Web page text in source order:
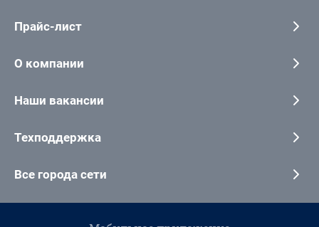
Прайс-лист
О компании
Наши вакансии
Техподдержка
Все города сети